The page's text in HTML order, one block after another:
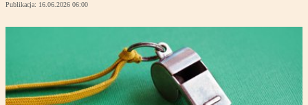
Publikacja: 16.06.2026 06:00